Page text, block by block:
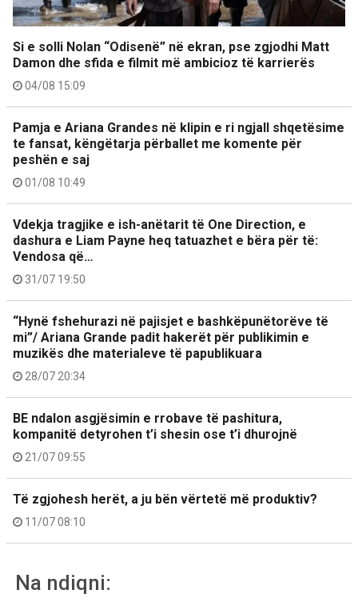
Si e solli Nolan “Odisenë” në ekran, pse zgjodhi Matt
Damon dhe sfida e filmit më ambicioz të karrierës
04/08 15:09
Pamja e Ariana Grandes në klipin e ri ngjall shqetësime
te fansat, këngëtarja përballet me komente për
peshën e saj
01/08 10:49
Vdekja tragjike e ish-anëtarit të One Direction, e
dashura e Liam Payne heq tatuazhet e bëra për të:
Vendosa që…
31/07 19:50
“Hynë fshehurazi në pajisjet e bashkëpunëtorëve të
mi”/ Ariana Grande padit hakerët për publikimin e
muzikës dhe materialeve të papublikuara
28/07 20:34
BE ndalon asgjësimin e rrobave të pashitura,
kompanitë detyrohen t’i shesin ose t’i dhurojnë
21/07 09:55
Të zgjohesh herët, a ju bën vërtetë më produktiv?
11/07 08:10
Na ndiqni: